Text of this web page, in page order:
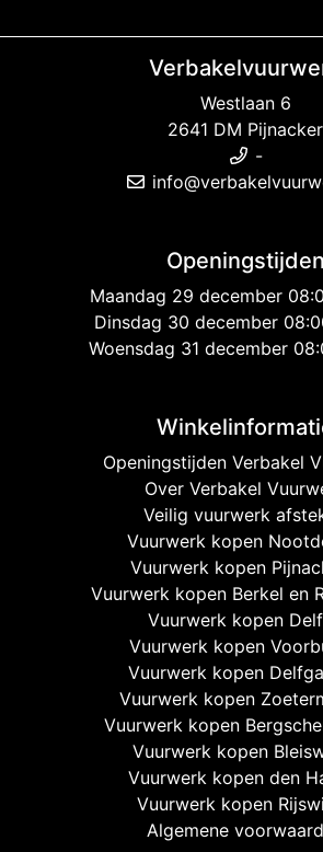
Westlaan 6
2641 DM Pijnacker
-
Openingstijden
Maandag 29 december
Dinsdag 30 december
Woensdag 31 december
Openingstijden Verbakel
Over Verbakel
Veilig vuurwerk
Vuurwerk kopen
Vuurwerk kopen
Vuurwerk kopen Berkel en
Vuurwerk kopen
Vuurwerk kopen
Vuurwerk kopen
Vuurwerk kopen
Vuurwerk kopen
Vuurwerk kopen
Vuurwerk kopen den
Vuurwerk kopen
Algemene